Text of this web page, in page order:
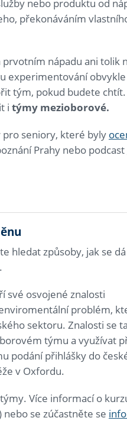
nebo produktu od
překonáváním
nápadu ani tolik
experimentování
tým, pokud budete chtít.
i týmy mezioborové.
seniory, které byly
Prahy nebo podcast
hledat způsoby, jak se
.
své osvojené znalosti
problém,
sektoru. Znalosti se
týmu a využívat
podání přihlášky do
v Oxfordu.
Více informací o
nebo se zúčastněte se